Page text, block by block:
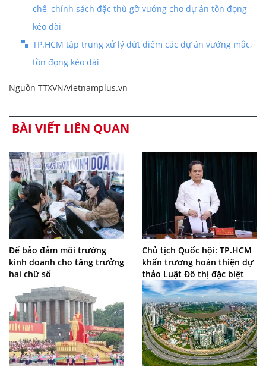
chế, chính sách đặc thù gỡ vướng cho dự án tồn đọng
kéo dài
TP.HCM tập trung xử lý dứt điểm các dự án vướng mắc,
tồn đọng kéo dài
Nguồn TTXVN/vietnamplus.vn
BÀI VIẾT LIÊN QUAN
Để bảo đảm môi trường
kinh doanh cho tăng trưởng
hai chữ số
Chủ tịch Quốc hội: TP.HCM
khẩn trương hoàn thiện dự
thảo Luật Đô thị đặc biệt